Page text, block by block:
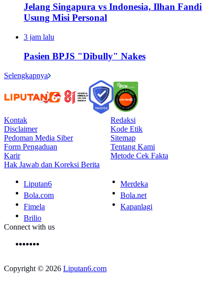
Jelang Singapura vs Indonesia, Ilhan Fandi
Usung Misi Personal
3 jam lalu
Pasien BPJS "Dibully" Nakes
Selengkapnya
Kontak
Redaksi
Disclaimer
Kode Etik
Pedoman Media Siber
Sitemap
Form Pengaduan
Tentang Kami
Karir
Metode Cek Fakta
Hak Jawab dan Koreksi Berita
Liputan6
Merdeka
Bola.com
Bola.net
Fimela
Kapanlagi
Brilio
Connect with us
Copyright © 2026 Liputan6.com